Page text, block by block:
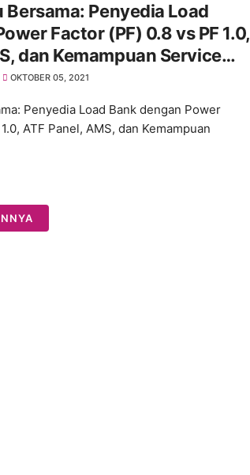
Bersama: Penyedia Load
Factor (PF) 0.8 vs PF 1.0,
dan Kemampuan Service
OKTOBER 05, 2021
Penyedia Load Bank dengan Power
ATF Panel, AMS, dan Kemampuan